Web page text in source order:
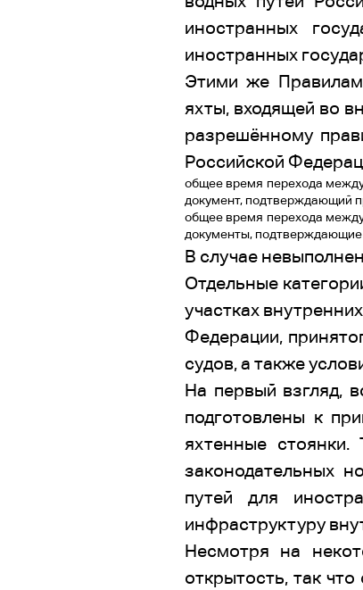
иностранных
иностранных
Этими же
яхты, входящей во
разрешённому
Российской
общее время перехода
документ, подтверждающий
общее время перехода
документы, подтверждающие
В случае
Отдельные
участках
Федерации,
судов, а также
На первый взгляд,
подготовлены к
яхтенные
законодательных
путей для
инфраструктуру
Несмотря на
открытость, так